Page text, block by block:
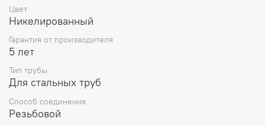
свойств товара.
Цвет
Никелированный
Гарантия от производителя
5 лет
Тип трубы
Для стальных труб
Способ соединения
Резьбовой